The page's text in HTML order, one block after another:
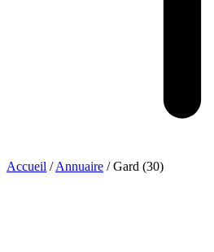
Accueil / Annuaire / Gard (30)